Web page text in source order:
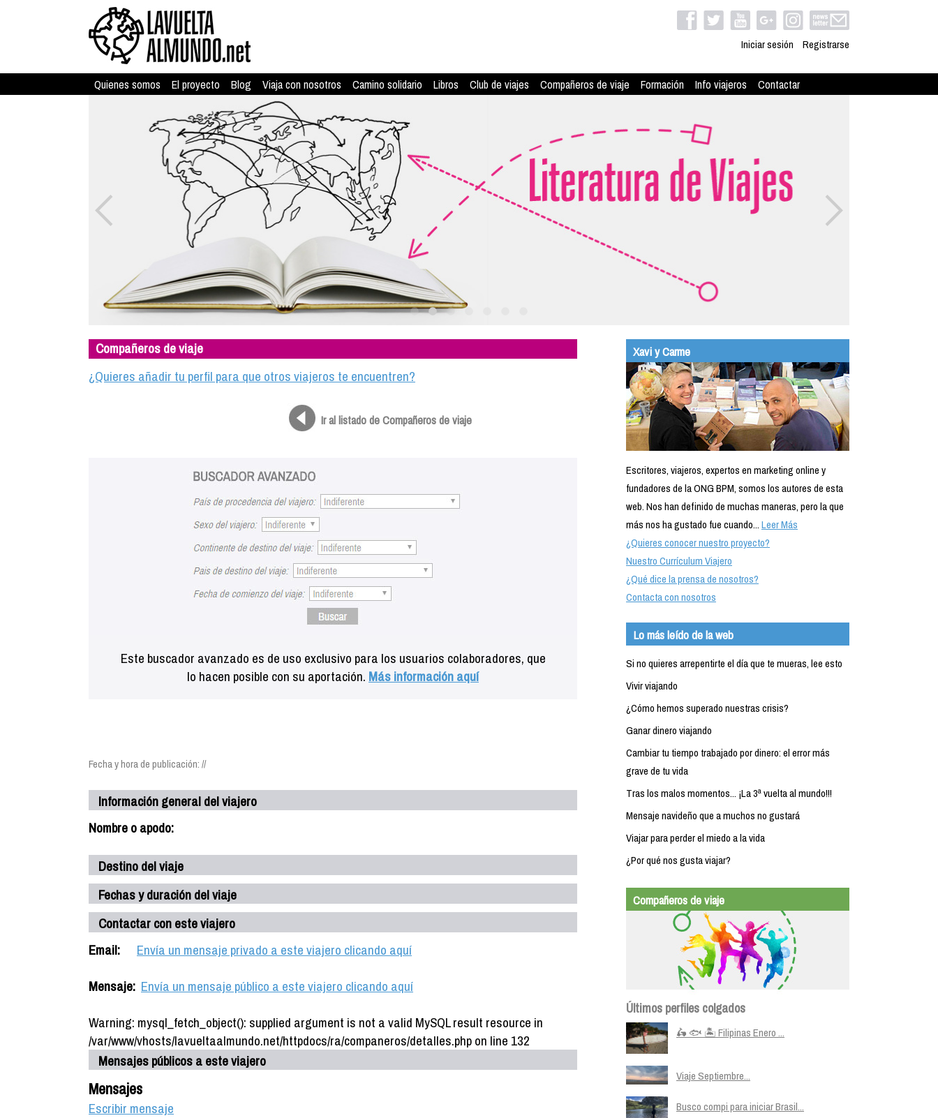
Iniciar sesión Registrarse
Quienes somos El proyecto Blog Viaja con nosotros Camino solidario Libros Club de viajes Compañeros de viaje Formación Info viajeros Contactar
Compañeros de viaje
¿Quieres añadir tu perfil para que otros viajeros te encuentren?
Ir al listado de Compañeros de viaje
Este buscador avanzado es de uso exclusivo para los usuarios colaboradores, que
lo hacen posible con su aportación. Más información aquí
Fecha y hora de publicación: //
Información general del viajero
Nombre o apodo:
Destino del viaje
Fechas y duración del viaje
Contactar con este viajero
Email:
Envía un mensaje privado a este viajero clicando aquí
Mensaje: Envía un mensaje público a este viajero clicando aquí
Warning: mysql_fetch_object(): supplied argument is not a valid MySQL result resource in
/var/www/vhosts/lavueltaalmundo.net/httpdocs/ra/companeros/detalles.php on line 132
Mensajes públicos a este viajero
Mensajes
Escribir mensaje
Xavi y Carme
Escritores, viajeros, expertos en marketing online y
fundadores de la ONG BPM, somos los autores de esta
web. Nos han definido de muchas maneras, pero la que
más nos ha gustado fue cuando...Leer Más
¿Quieres conocer nuestro proyecto?
Nuestro Currículum Viajero
¿Qué dice la prensa de nosotros?
Contacta con nosotros
Lo más leído de la web
Si no quieres arrepentirte el día que te mueras, lee esto
Vivir viajando
¿Cómo hemos superado nuestras crisis?
Ganar dinero viajando
Cambiar tu tiempo trabajado por dinero: el error más
grave de tu vida
Tras los malos momentos... ¡La 3ª vuelta al mundo!!!
Mensaje navideño que a muchos no gustará
Viajar para perder el miedo a la vida
¿Por qué nos gusta viajar?
Compañeros de viaje
Últimos perfiles colgados
🛵 🐟 🏝️ Filipinas Enero ...
Viaje Septiembre...
Busco compi para iniciar Brasil...